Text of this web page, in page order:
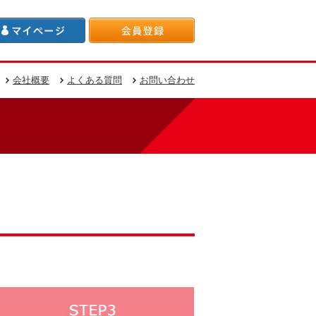
会社概要 よくある質問 お問い合わせ